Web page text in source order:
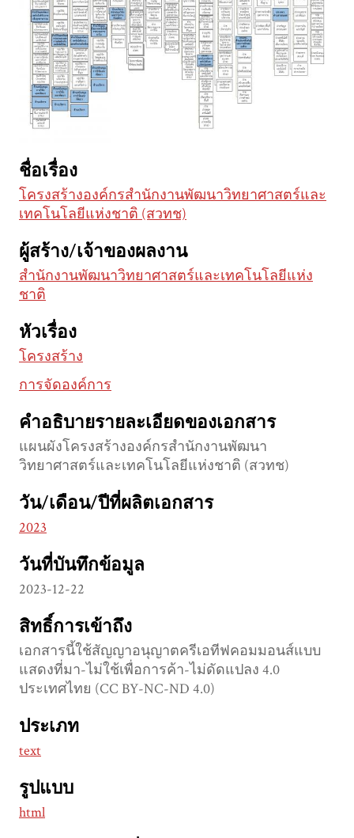
ชื่อเรื่อง
โครงสร้างองค์กรสำนักงานพัฒนาวิทยาศาสตร์และ
เทคโนโลยีแห่งชาติ (สวทช)
ผู้สร้าง/เจ้าของผลงาน
สำนักงานพัฒนาวิทยาศาสตร์และเทคโนโลยีแห่ง
ชาติ
หัวเรื่อง
โครงสร้าง
การจัดองค์การ
คำอธิบายรายละเอียดของเอกสาร
แผนผังโครงสร้างองค์กรสำนักงานพัฒนา
วิทยาศาสตร์และเทคโนโลยีแห่งชาติ (สวทช)
วัน/เดือน/ปีที่ผลิตเอกสาร
2023
วันที่บันทึกข้อมูล
2023-12-22
สิทธิ์การเข้าถึง
เอกสารนี้ใช้สัญญาอนุญาตครีเอทีฟคอมมอนส์แบบ
แสดงที่มา-ไม่ใช้เพื่อการค้า-ไม่ดัดแปลง 4.0
ประเทศไทย (CC BY-NC-ND 4.0)
ประเภท
text
รูปแบบ
html